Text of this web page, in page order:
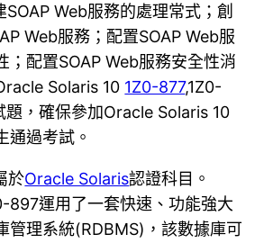
Web服務的處理常式；創
Web服務；配置SOAP Web服
；配置SOAP Web服務安全性消
Solaris 10 1Z0-877,1Z0-
題，確保參加Oracle Solaris 10
通過考試。
於Oracle Solaris認證科目。
897運用了一套快速、功能強大
管理系統(RDBMS)，該數據庫可